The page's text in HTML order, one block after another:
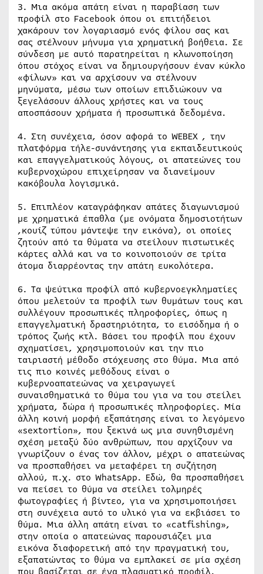
3. Μια ακόμα απάτη είναι η παραβίαση των
προφίλ στο Facebook όπου οι επιτήδειοι
χακάρουν τον λογαριασμό ενός φίλου σας και
σας στέλνουν μήνυμα για χρηματική βοήθεια. Σε
σύνδεση με αυτό παρατηρείται η κλωνοποίηση
όπου στόχος είναι να δημιουργήσουν έναν κύκλο
«φίλων» και να αρχίσουν να στέλνουν
μηνύματα, μέσω των οποίων επιδιώκουν να
ξεγελάσουν άλλους χρήστες και να τους
αποσπάσουν χρήματα ή προσωπικά δεδομένα.
4. Στη συνέχεια, όσον αφορά το WEBEX , την
πλατφόρμα τήλε-συνάντησης για εκπαιδευτικούς
και επαγγελματικούς λόγους, οι απατεώνες του
κυβερνοχώρου επιχείρησαν να διανείμουν
κακόβουλα λογισμικά.
5. Επιπλέον καταγράφηκαν απάτες διαγωνισμού
με χρηματικά έπαθλα (με ονόματα δημοσιοτήτων
,κουίζ τύπου μάντεψε την εικόνα), οι οποίες
ζητούν από τα θύματα να στείλουν πιστωτικές
κάρτες αλλά και να το κοινοποιούν σε τρίτα
άτομα διαρρέοντας την απάτη ευκολότερα.
6. Τα ψεύτικα προφίλ από κυβερνοεγκληματίες
όπου μελετούν τα προφίλ των θυμάτων τους και
συλλέγουν προσωπικές πληροφορίες, όπως η
επαγγελματική δραστηριότητα, το εισόδημα ή ο
τρόπος ζωής κτλ. Βάσει του προφίλ που έχουν
σχηματίσει, χρησιμοποιούν και την πιο
ταιριαστή μέθοδο στόχευσης στο θύμα. Μια από
τις πιο κοινές μεθόδους είναι ο
κυβερνοαπατεώνας να χειραγωγεί
συναισθηματικά το θύμα του για να του στείλει
χρήματα, δώρα ή προσωπικές πληροφορίες. Μία
άλλη κοινή μορφή εξαπάτησης είναι το λεγόμενο
«sextortion», που ξεκινά ως μια συνηθισμένη
σχέση μεταξύ δύο ανθρώπων, που αρχίζουν να
γνωρίζουν ο ένας τον άλλον, μέχρι ο απατεώνας
να προσπαθήσει να μεταφέρει τη συζήτηση
αλλού, π.χ. στο WhatsApp. Εδώ, θα προσπαθήσει
να πείσει το θύμα να στείλει τολμηρές
φωτογραφίες ή βίντεο, για να χρησιμοποιήσει
στη συνέχεια αυτό το υλικό για να εκβιάσει το
θύμα. Μια άλλη απάτη είναι το «catfishing»,
στην οποία ο απατεώνας παρουσιάζει μια
εικόνα διαφορετική από την πραγματική του,
εξαπατώντας το θύμα να εμπλακεί σε μία σχέση